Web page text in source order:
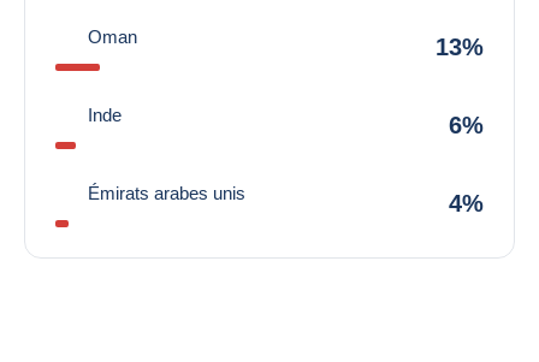
Oman 13%
Inde 6%
Émirats arabes unis 4%